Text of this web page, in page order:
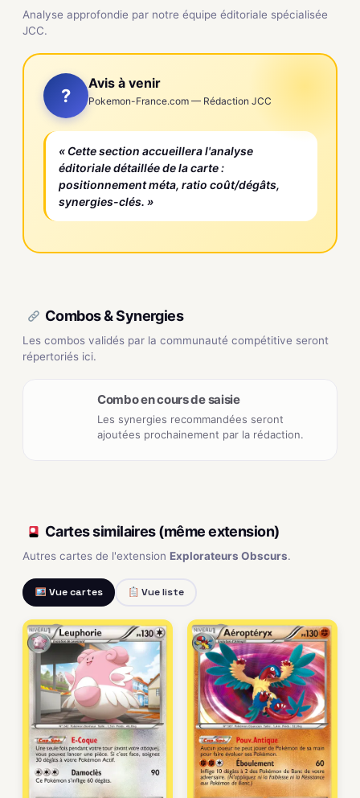
Analyse approfondie par notre équipe éditoriale spécialisée
JCC.
?
Avis à venir
Pokemon-France.com — Rédaction JCC
« Cette section accueillera l'analyse
éditoriale détaillée de la carte :
positionnement méta, ratio coût/dégâts,
synergies-clés. »
Combos & Synergies
Les combos validés par la communauté compétitive seront
répertoriés ici.
Combo en cours de saisie
Les synergies recommandées seront
ajoutées prochainement par la rédaction.
Cartes similaires (même extension)
Autres cartes de l'extension Explorateurs Obscurs.
Vue cartes Vue liste